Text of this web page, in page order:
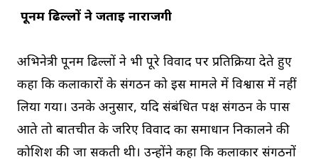
पूनम ढिल्लों ने जताई नाराजगी
अभिनेत्री पूनम ढिल्लों ने भी पूरे विवाद पर प्रतिक्रिया देते हुए
कहा कि कलाकारों के संगठन को इस मामले में विश्वास में नहीं
लिया गया। उनके अनुसार, यदि संबंधित पक्ष संगठन के पास
आते तो बातचीत के जरिए विवाद का समाधान निकालने की
कोशिश की जा सकती थी। उन्होंने कहा कि कलाकार संगठनों